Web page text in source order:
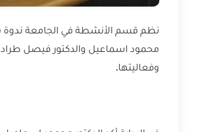
نظم قسم الأنشطة في الجامعة ندوة
محمود اسماعيل والدكتور فيصل طراد
وفعاليتها.